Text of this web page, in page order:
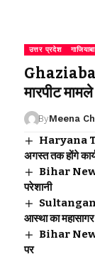
उत्तर प्रदेश
मारपीट
ByMeena
Haryana
अगस्त तक होंगे
Bihar News:
परेशानी
Sultanganj
आस्था का महासागर
Bihar
पर